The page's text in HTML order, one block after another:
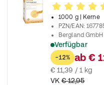
1000 g
| Kerne
PZN/EAN:
Bergland GmbH
Verfügbar
Mit Leinsamen
-12% ab €
€ 11,39 / 1 kg
VK € 12,95